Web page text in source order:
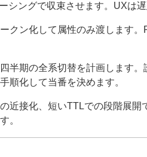
シングで収束させます。UXは
クン化して属性のみ渡します
半期の全系切替を計画します
順化して当番を決めます。
近接化、短いTTLでの段階展
。